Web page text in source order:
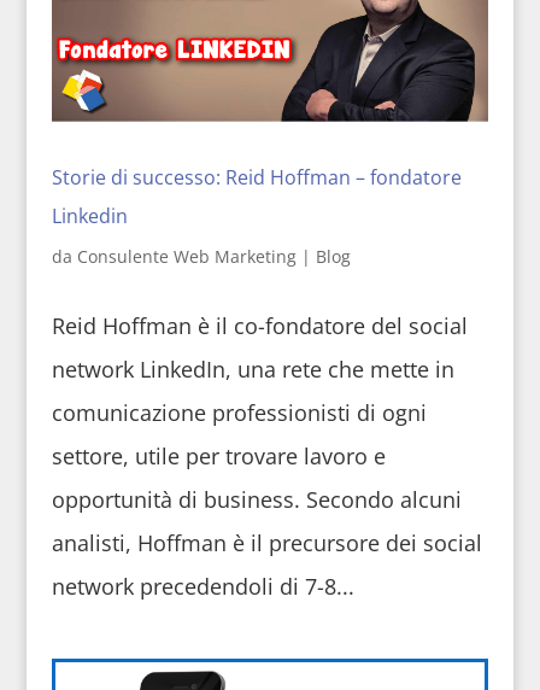
Storie di successo: Reid Hoffman – fondatore
Linkedin
da Consulente Web Marketing| Blog
Reid Hoffman è il co-fondatore del social
network LinkedIn, una rete che mette in
comunicazione professionisti di ogni
settore, utile per trovare lavoro e
opportunità di business. Secondo alcuni
analisti, Hoffman è il precursore dei social
network precedendoli di 7-8...